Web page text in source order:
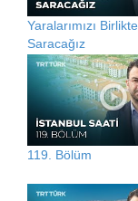
Yaralarımızı Birlikte
Saracağız
119. Bölüm